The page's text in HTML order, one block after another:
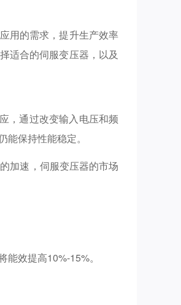
用的需求，提升生产效率
适合的伺服变压器，以及
，通过改变输入电压和频
保持性能稳定。
加速，伺服变压器的市场
效提高10%-15%。